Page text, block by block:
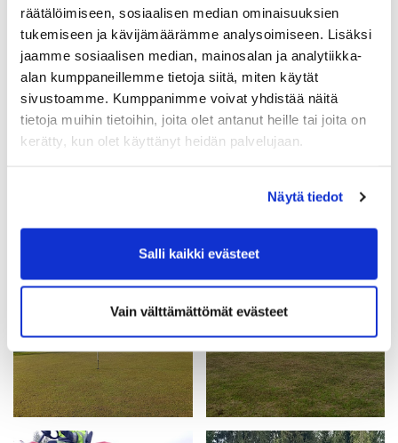
räätälöimiseen, sosiaalisen median ominaisuuksien
tukemiseen ja kävijämäärämme analysoimiseen. Lisäksi
jaamme sosiaalisen median, mainosalan ja analytiikka-
alan kumppaneillemme tietoja siitä, miten käytät
sivustoamme. Kumppanimme voivat yhdistää näitä
tietoja muihin tietoihin, joita olet antanut heille tai joita on
kerätty, kun olet käyttänyt heidän palvelujaan.
Näytä tiedot
Salli kaikki evästeet
Vain välttämättömät evästeet
Mukavaa valmistujaisviikonloppua ja hyviä
pelikierroksia!
Pirjo